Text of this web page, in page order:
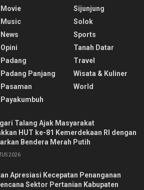
Movie
Music
News
Opini
Padang
Padang Panjang
Pasaman
Payakumbuh
Sijunjung
Solok
Sports
Tanah Datar
Travel
Wisata & Kuliner
World
Talang Ajak Masyarakat
HUT ke-81 Kemerdekaan RI dengan
Bendera Merah Putih
2026
Apresiasi Kecepatan Penanganan
Sektor Pertanian Kabupaten